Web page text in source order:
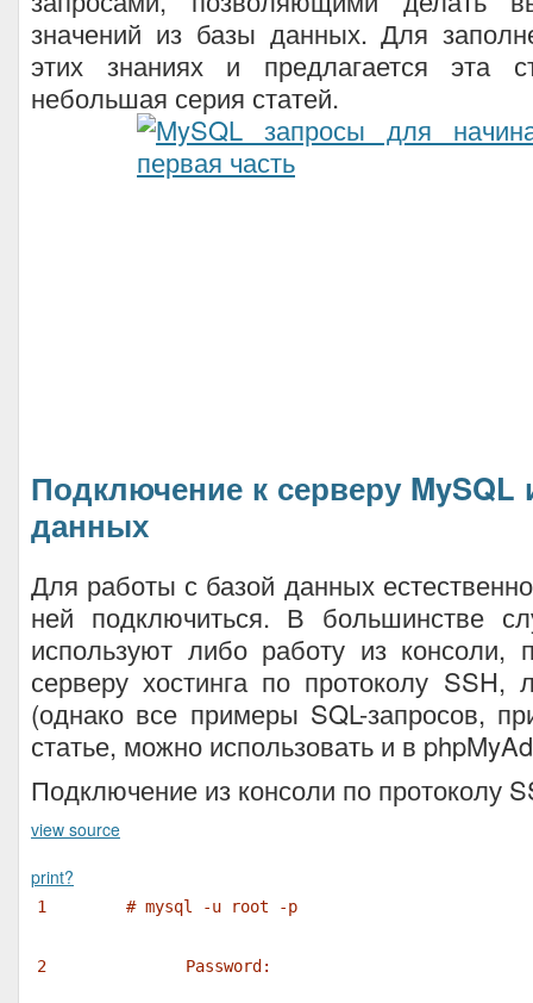
значений из базы данных. Для
этих знаниях и предлагается эта
небольшая серия статей.
Подключение к серверу
данных
Для работы с базой данных
ней подключиться. В большинстве
используют либо работу из консоли,
серверу хостинга по протоколу SSH,
(однако все примеры SQL-запросов,
статье, можно использовать и в
Подключение из консоли по протоколу
view source
print?
1 # mysql -u root -p
2 Password: